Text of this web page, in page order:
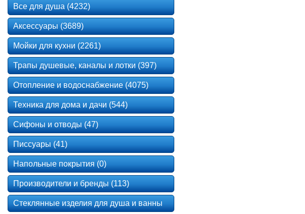
Все для душа (4232)
Аксессуары (3689)
Мойки для кухни (2261)
Трапы душевые, каналы и лотки (397)
Отопление и водоснабжение (4075)
Техника для дома и дачи (544)
Сифоны и отводы (47)
Писсуары (41)
Напольные покрытия (0)
Производители и бренды (113)
Стеклянные изделия для душа и ванны